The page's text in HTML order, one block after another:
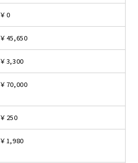
￥0
￥45,650
￥3,300
￥70,000
￥250
￥1,980